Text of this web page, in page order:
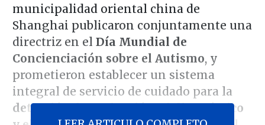
municipalidad oriental china de
Shanghai publicaron conjuntamente una
directriz en el Día Mundial de
Concienciación sobre el Autismo, y
prometieron establecer un sistema
integral de servicio de cuidado para la
detección, la evaluación, el diagnóstico